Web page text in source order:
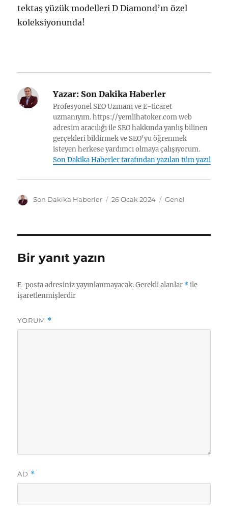
tektaş yüzük modelleri D Diamond’ın özel
koleksiyonunda!
Yazar: Son Dakika Haberler
Profesyonel SEO Uzmanı ve E-ticaret
uzmanıyım. https://yemlihatoker.com web
adresim aracılığı ile SEO hakkında yanlış bilinen
gerçekleri bildirmek ve SEO'yu öğrenmek
isteyen herkese yardımcı olmaya çalışıyorum.
Son Dakika Haberler tarafından yazılan tüm yazılar
YSon Dakika Haberler
Y
i
26 Ocak 2024
K
l
Genel
Bir yanıt yazın
E-posta adresiniz yayınlanmayacak. Gerekli alanlar *ile
işaretlenmişlerdir
YORUM *
AD *